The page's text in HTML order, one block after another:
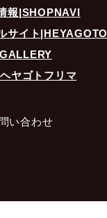
以
と
得
報|SHOPNAVI
サイト|HEYAGOTO
ヤゴトフリマ
い合わせ